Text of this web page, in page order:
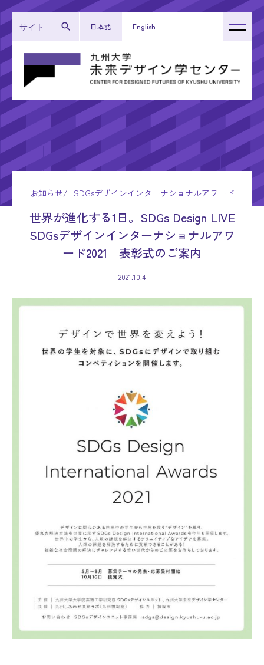
センター紹介
日本語 English
お知らせ SDGsデザインインターナショナルアワード
世界が進化する1日。SDGs Design LIVE
SDGsデザインインターナショナルアワ
ード2021 表彰式のご案内
2021.10.4